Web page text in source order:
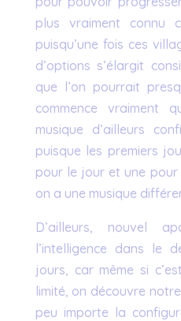
plus vraiment connu
puisqu’une fois ces
d’options s’élargit
que l’on pourrait
commence vraiment
musique d’ailleurs
puisque les premiers
pour le jour et une pour
on a une musique
D’ailleurs, nouvel
l’intelligence dans le
jours, car même si
limité, on découvre
peu importe la